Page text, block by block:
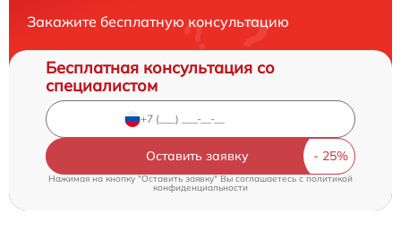
Закажите бесплатную консультацию
Бесплатная консультация со
специалистом
Оставить заявку
Нажимая на кнопку "Оставить заявку" Вы соглашаетесь cполитикой
конфиденциальности